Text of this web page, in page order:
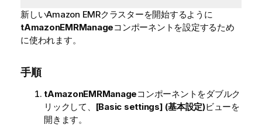
新しいAmazon EMRクラスターを開始するように
tAmazonEMRManageコンポーネントを設定するため
に使われます。
手順
tAmazonEMRManageコンポーネントをダブルク
リックして、 [Basic settings] (基本設定)ビューを
開きます。